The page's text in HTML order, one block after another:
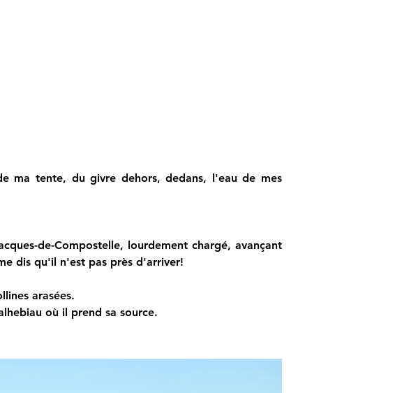
ma tente, du givre dehors, dedans, l'eau de mes
de-Compostelle, lourdement chargé, avançant
dis qu'il n'est pas près d'arriver!
arasées.
où il prend sa source.